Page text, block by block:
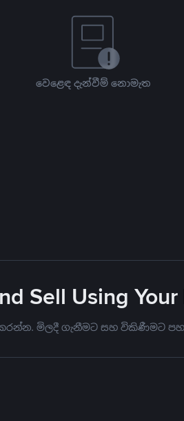
වෙළෙඳ දැන්වීම් නොමැත
Sell Using
කරන්න. මිලදී ගැනීමට සහ විකිණීමට